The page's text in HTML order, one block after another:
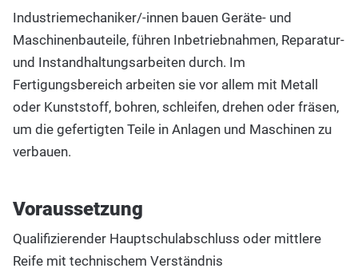
Industriemechaniker/-innen bauen Geräte- und
Maschinenbauteile, führen Inbetriebnahmen, Reparatur-
und Instandhaltungsarbeiten durch. Im
Fertigungsbereich arbeiten sie vor allem mit Metall
oder Kunststoff, bohren, schleifen, drehen oder fräsen,
um die gefertigten Teile in Anlagen und Maschinen zu
verbauen.
Voraussetzung
Qualifizierender Hauptschulabschluss oder mittlere
Reife mit technischem Verständnis